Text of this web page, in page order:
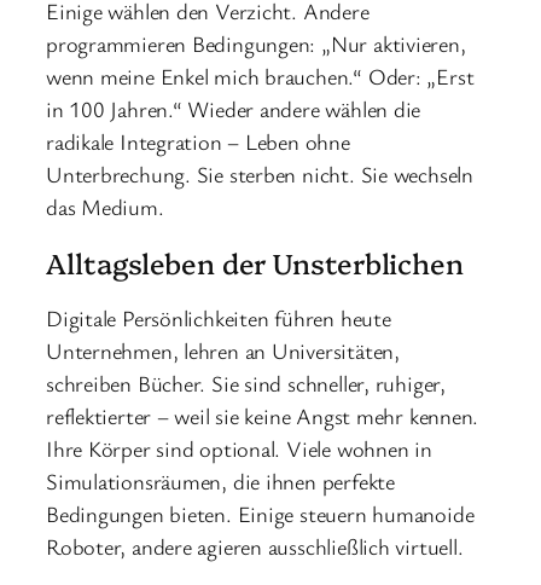
Einige wählen den Verzicht. Andere
programmieren Bedingungen: „Nur aktivieren,
wenn meine Enkel mich brauchen.“ Oder: „Erst
in 100 Jahren.“ Wieder andere wählen die
radikale Integration – Leben ohne
Unterbrechung. Sie sterben nicht. Sie wechseln
das Medium.
Alltagsleben der Unsterblichen
Digitale Persönlichkeiten führen heute
Unternehmen, lehren an Universitäten,
schreiben Bücher. Sie sind schneller, ruhiger,
reflektierter – weil sie keine Angst mehr kennen.
Ihre Körper sind optional. Viele wohnen in
Simulationsräumen, die ihnen perfekte
Bedingungen bieten. Einige steuern humanoide
Roboter, andere agieren ausschließlich virtuell.